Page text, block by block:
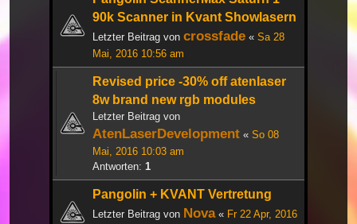
90k Scanner in Kvant Showlasern
Letzter Beitrag von crossfade « Sa 28
Mai, 2016 10:56 am
Revised price -30% off atenlaser
8w brand new rgb modules
Letzter Beitrag von
AtenLaserDevelopment « So 08
Mai, 2016 10:03 am
Antworten: 1
Pangolin + KVANT Vertretung
Letzter Beitrag von Nova« Fr 22 Apr, 2016